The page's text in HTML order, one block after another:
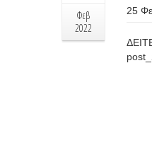
Φεβ
2022
25